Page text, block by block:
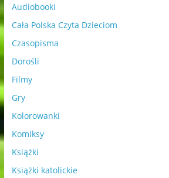
Audiobooki
Cała Polska Czyta Dzieciom
Czasopisma
Dorośli
Filmy
Gry
Kolorowanki
Komiksy
Książki
Książki katolickie